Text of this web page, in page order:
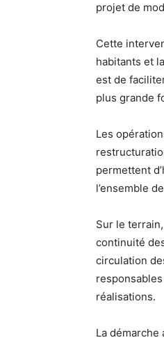
projet de
Cette
habitants et
est de
plus grande
Les
permettent
l’ensemble
Sur le
continuité
circulation
réalisations.
La